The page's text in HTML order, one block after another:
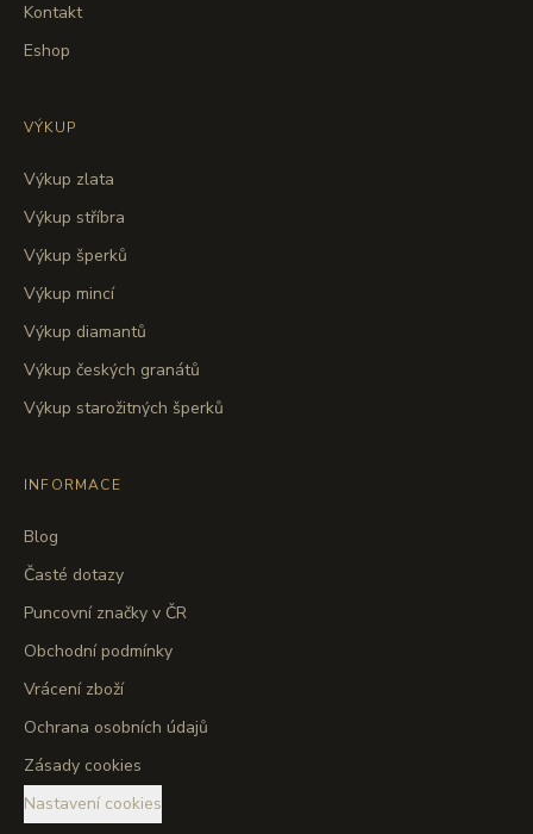
Kontakt
Eshop
VÝKUP
Výkup zlata
Výkup stříbra
Výkup šperků
Výkup mincí
Výkup diamantů
Výkup českých granátů
Výkup starožitných šperků
INFORMACE
Blog
Časté dotazy
Puncovní značky v ČR
Obchodní podmínky
Vrácení zboží
Ochrana osobních údajů
Zásady cookies
Nastavení cookies